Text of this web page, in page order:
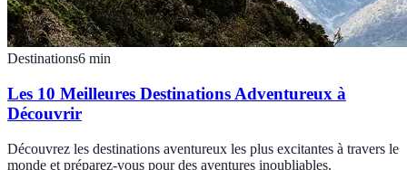
Destinations6 min
Les 10 Meilleures Destinations Adventureux à
Découvrir
Découvrez les destinations aventureux les plus excitantes à travers le
monde et préparez-vous pour des aventures inoubliables.